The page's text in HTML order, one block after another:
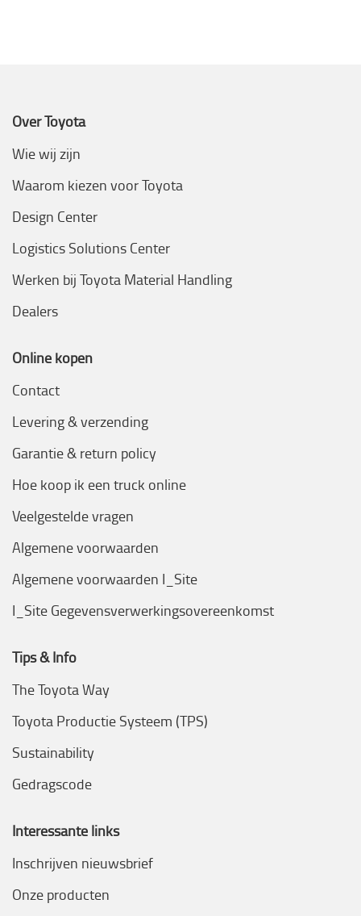
Over Toyota
Wie wij zijn
Waarom kiezen voor Toyota
Design Center
Logistics Solutions Center
Werken bij Toyota Material Handling
Dealers
Online kopen
Contact
Levering & verzending
Garantie & return policy
Hoe koop ik een truck online
Veelgestelde vragen
Algemene voorwaarden
Algemene voorwaarden I_Site
I_Site Gegevensverwerkingsovereenkomst
Tips & Info
The Toyota Way
Toyota Productie Systeem (TPS)
Sustainability
Gedragscode
Interessante links
Inschrijven nieuwsbrief
Onze producten